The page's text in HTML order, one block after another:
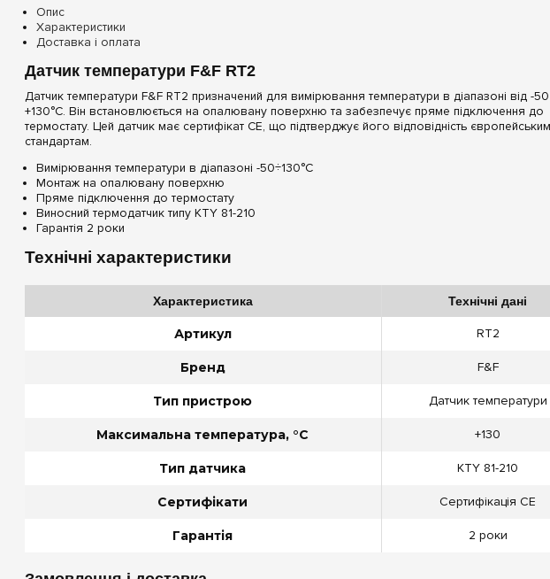
Опис
Характеристики
Доставка і оплата
Датчик температури F&F RT2
Датчик температури F&F RT2 призначений для вимірювання температури в діапазоні від -
+130°C. Він встановлюється на опалювану поверхню та забезпечує пряме підключення до
термостату. Цей датчик має сертифікат CE, що підтверджує його відповідність європейським
стандартам.
Вимірювання температури в діапазоні -50÷130°C
Монтаж на опалювану поверхню
Пряме підключення до термостату
Виносний термодатчик типу KTY 81-210
Гарантія 2 роки
Технічні характеристики
Характеристика Технічні дані
Артикул RT2
Бренд F&F
Тип пристрою Датчик температури
Максимальна температура, °C +130
Тип датчика KTY 81-210
Сертифікати Сертифікація CE
Гарантія 2 роки